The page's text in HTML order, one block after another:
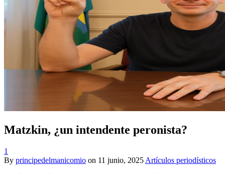
Matzkin, ¿un intendente peronista?
1
By principedelmanicomio on 11 junio, 2025 Artículos periodísticos